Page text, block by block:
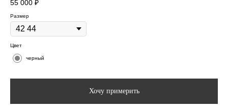
55 000 ₽
Размер
Цвет
черный
Хочу примерить